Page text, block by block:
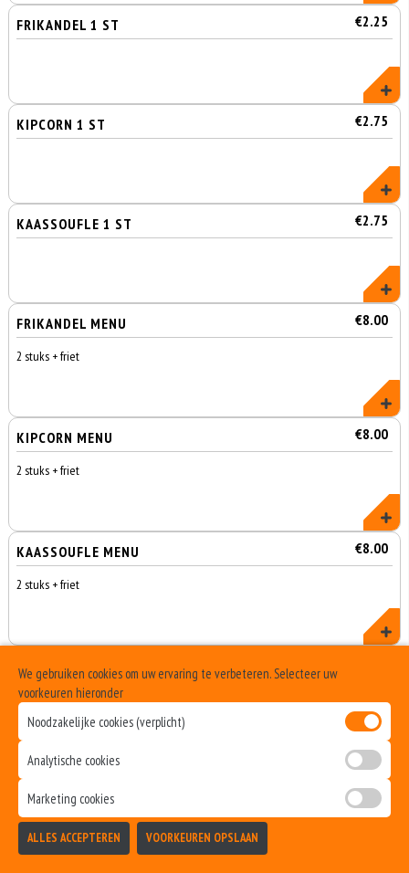
FRIKANDEL 1 ST €2.25
KIPCORN 1 ST €2.75
KAASSOUFLE 1 ST €2.75
FRIKANDEL MENU €8.00
2 stuks + friet
KIPCORN MENU €8.00
2 stuks + friet
KAASSOUFLE MENU €8.00
2 stuks + friet
6ST. CHICKEN FINGERS
VLEESKROKET €2.25
Bezorgen Afhalen
Totaal
€0,00
We gebruiken cookies om uw ervaring te verbeteren. Selecteer uw
voorkeuren hieronder
Noodzakelijke cookies (verplicht)
Analytische cookies
Marketing cookies
ALLES ACCEPTEREN VOORKEUREN OPSLAAN